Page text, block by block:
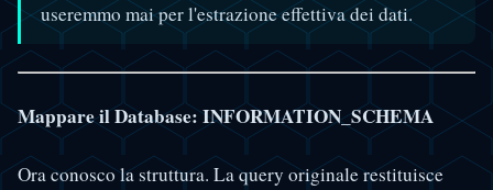
useremmo mai per l'estrazione effettiva dei dati.
Mappare il Database: INFORMATION_SCHEMA
Ora conosco la struttura. La query originale restituisce